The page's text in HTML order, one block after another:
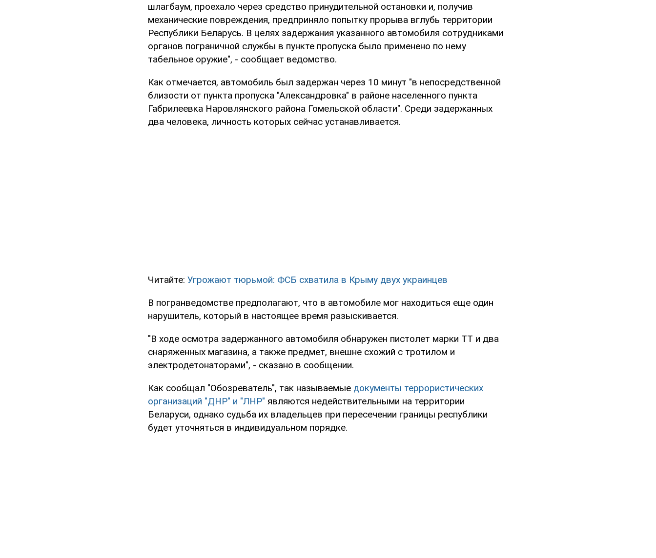
шлагбаум, проехало через средство принудительной остановки и, получив
механические повреждения, предприняло попытку прорыва вглубь территории
Республики Беларусь. В целях задержания указанного автомобиля сотрудниками
органов пограничной службы в пункте пропуска было применено по нему
табельное оружие", - сообщает ведомство.
Как отмечается, автомобиль был задержан через 10 минут "в непосредственной
близости от пункта пропуска "Александровка" в районе населенного пункта
Габрилеевка Наровлянского района Гомельской области". Среди задержанных
два человека, личность которых сейчас устанавливается.
Читайте: Угрожают тюрьмой: ФСБ схватила в Крыму двух украинцев
В погранведомстве предполагают, что в автомобиле мог находиться еще один
нарушитель, который в настоящее время разыскивается.
"В ходе осмотра задержанного автомобиля обнаружен пистолет марки ТТ и два
снаряженных магазина, а также предмет, внешне схожий с тротилом и
электродетонаторами", - сказано в сообщении.
Как сообщал "Обозреватель", так называемые документы террористических
организаций "ДНР" и "ЛНР" являются недействительными на территории
Беларуси, однако судьба их владельцев при пересечении границы республики
будет уточняться в индивидуальном порядке.